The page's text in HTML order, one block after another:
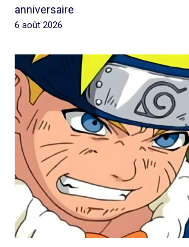
anniversaire
6 août 2026